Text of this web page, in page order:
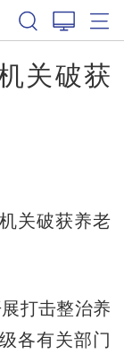
关破获
关破获养老
打击整治养
各有关部门